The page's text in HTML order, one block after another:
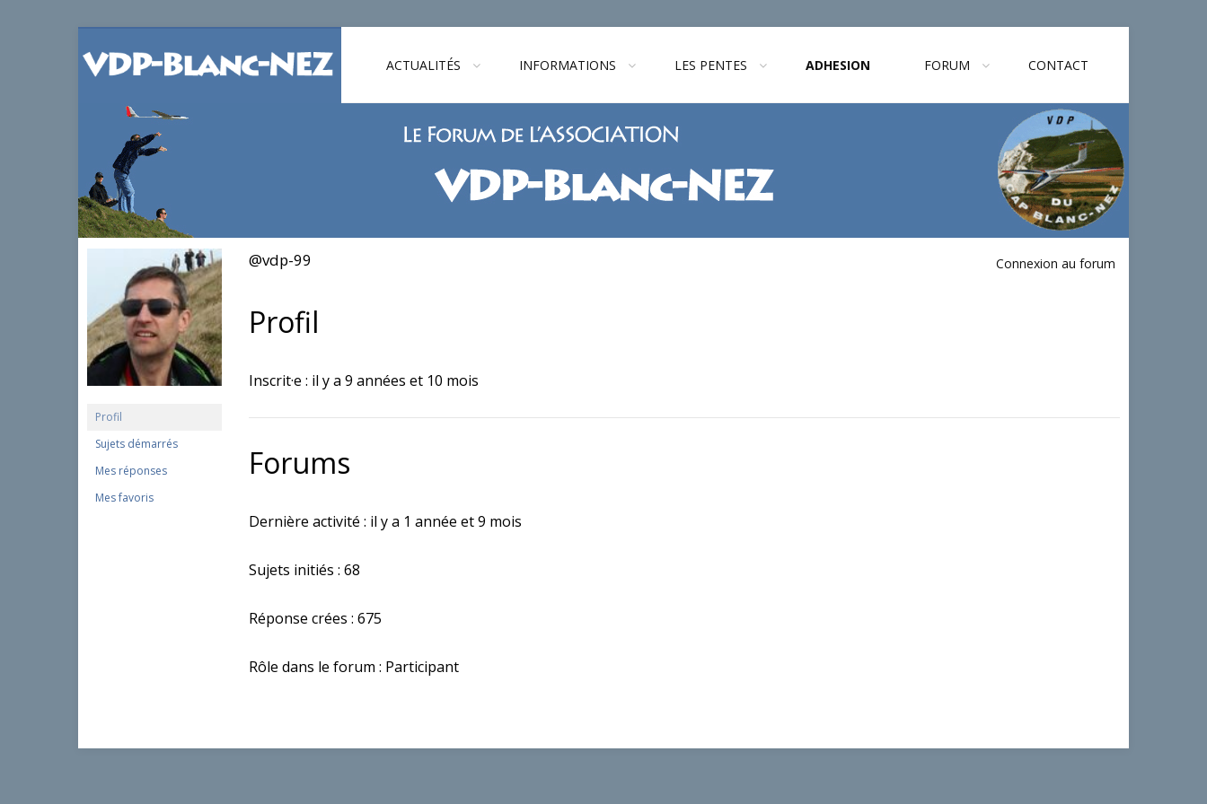
ACTUALITÉS INFORMATIONS LES PENTES ADHESION FORUM CONTACT
Connexion au forum
Profil
Sujets démarrés
Mes réponses
Mes favoris
@vdp-99
Profil
Inscrit·e : il y a 9 années et 10 mois
Forums
Dernière activité : il y a 1 année et 9 mois
Sujets initiés : 68
Réponse crées : 675
Rôle dans le forum : Participant